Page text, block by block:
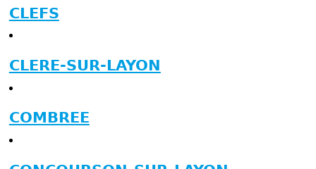
CLEFS
CLERE-SUR-LAYON
COMBREE